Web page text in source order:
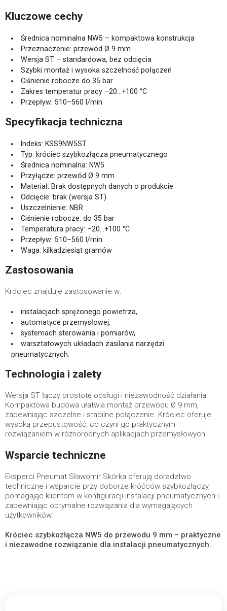
Kluczowe cechy
Średnica nominalna NW5 – kompaktowa konstrukcja
Przeznaczenie: przewód Ø 9 mm
Wersja ST – standardowa, bez odcięcia
Szybki montaż i wysoka szczelność połączeń
Ciśnienie robocze do 35 bar
Zakres temperatur pracy –20…+100 °C
Przepływ: 510–560 l/min
Specyfikacja techniczna
Indeks: KSS9NW5ST
Typ: króciec szybkozłącza pneumatycznego
Średnica nominalna: NW5
Przyłącze: przewód Ø 9 mm
Materiał: Brak dostępnych danych o produkcie
Odcięcie: brak (wersja ST)
Uszczelnienie: NBR
Ciśnienie robocze: do 35 bar
Temperatura pracy: –20…+100 °C
Przepływ: 510–560 l/min
Waga: kilkadziesiąt gramów
Zastosowania
Króciec znajduje zastosowanie w:
instalacjach sprężonego powietrza,
automatyce przemysłowej,
systemach sterowania i pomiarów,
warsztatowych układach zasilania narzędzi
pneumatycznych.
Technologia i zalety
Wersja ST łączy prostotę obsługi i niezawodność działania.
Kompaktowa budowa ułatwia montaż przewodu Ø 9 mm,
zapewniając szczelne i stabilne połączenie. Króciec oferuje
wysoką przepustowość, co czyni go praktycznym
rozwiązaniem w różnorodnych aplikacjach przemysłowych.
Wsparcie techniczne
Eksperci Pneumat Sławomir Skórka oferują doradztwo
techniczne i wsparcie przy doborze króćców szybkozłączy,
pomagając klientom w konfiguracji instalacji pneumatycznych i
zapewniając optymalne rozwiązania dla wymagających
użytkowników.
Króciec szybkozłącza NW5 do przewodu 9 mm – praktyczne
i niezawodne rozwiązanie dla instalacji pneumatycznych.